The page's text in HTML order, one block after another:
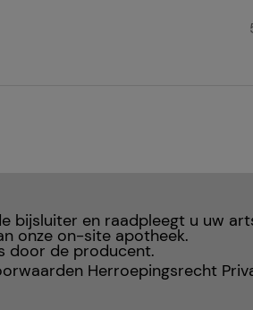
bijsluiter en raadpleegt u uw
onze on-site apotheek.
door de producent.
Herroepingsrecht